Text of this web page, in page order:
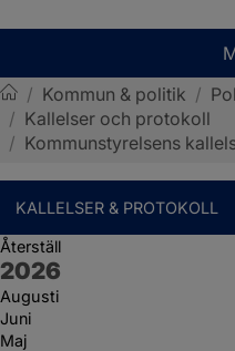
Sotenäs kommun
/ Kommun & politik /
/ Kallelser och protokoll
/ Kommunstyrelsens
KALLELSER & PROTOKOLL
Återställ
År:
2026
Augusti
Juni
Maj